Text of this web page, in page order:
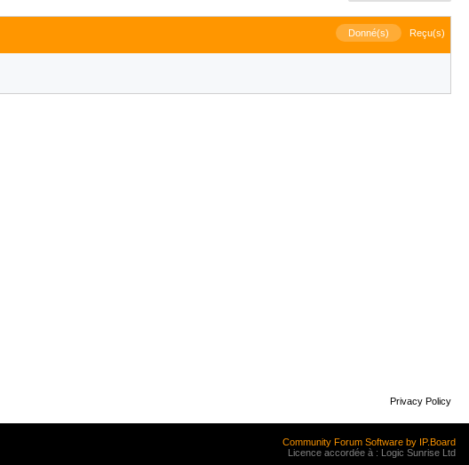
Donné(s) Reçu(s)
Privacy Policy
Community Forum Software by IP.Board
Licence accordée à : Logic Sunrise Ltd